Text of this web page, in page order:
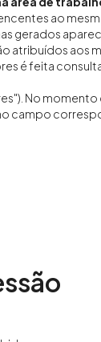
ao
gerados
atribuídos aos
é feita
No
campo